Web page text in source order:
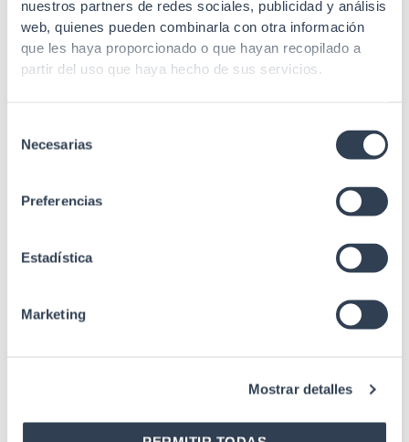
nuestros partners de redes sociales, publicidad y análisis
web, quienes pueden combinarla con otra información
que les haya proporcionado o que hayan recopilado a
partir del uso que haya hecho de sus servicios.
Necesarias
Preferencias
Estadística
Marketing
Mostrar detalles
60715